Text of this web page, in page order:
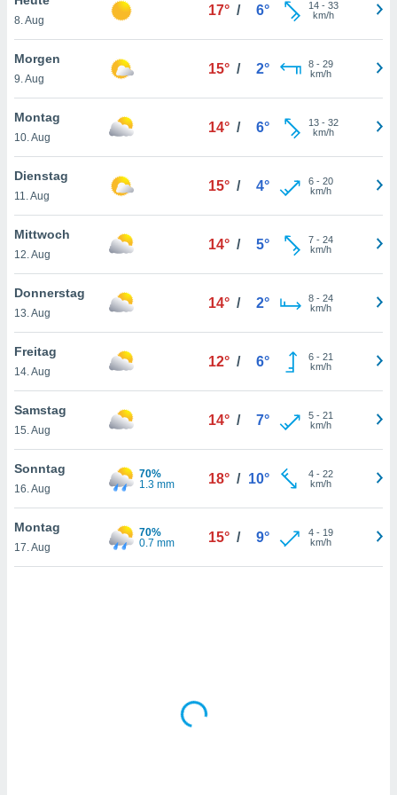
oder
Partner
es uns
das
der
Profil zu
Ihnen
finden
. Sie
jederzeit
Rand
8. Aug
17° / 6° 14- 33
km/h
Morgen
9. Aug
15° / 2° 8- 29
km/h
Montag
10. Aug
14° / 6° 13- 32
km/h
Dienstag
11. Aug
15° / 4° 6- 20
km/h
Mittwoch
12. Aug
14° / 5° 7- 24
km/h
Donnerstag
13. Aug
14° / 2° 8- 24
km/h
Freitag
14. Aug
12° / 6° 6- 21
km/h
Samstag
15. Aug
14° / 7° 5- 21
km/h
Sonntag
16. Aug
70%
1.3 mm
18° / 10° 4- 22
km/h
Montag
17. Aug
70%
0.7 mm
15° / 9° 4- 19
km/h